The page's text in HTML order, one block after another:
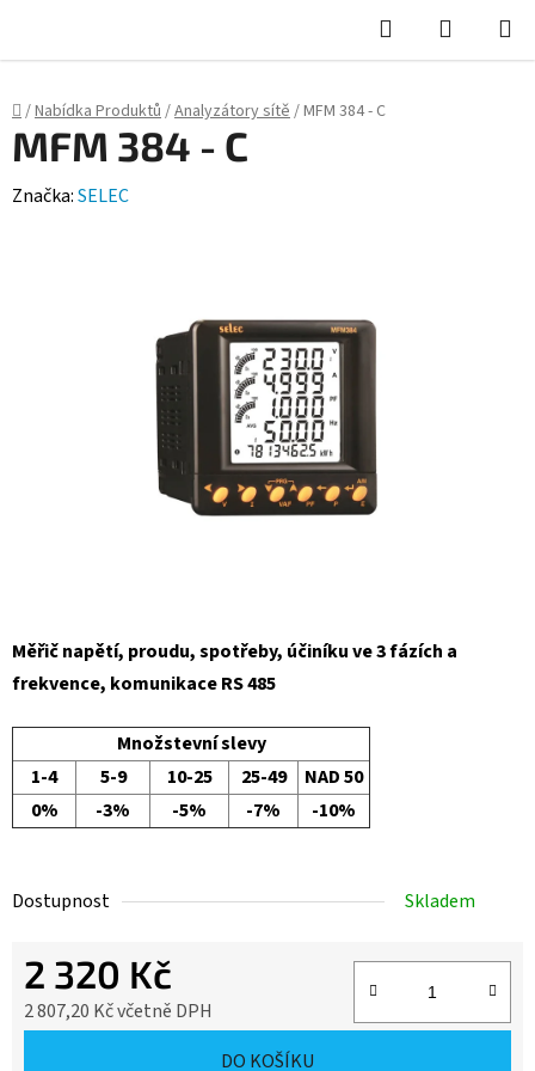
Hledat
KOŠÍK
Domů
/Nabídka Produktů /Analyzátory sítě /MFM 384 - C
Měřič napětí, proudu, spotřeby, účiníku ve 3 fázích a
frekvence, komunikace RS 485
Množstevní slevy
1-4
5-9 10-25 25-49
NAD 50
0%
-3% -5% -7% -10%
Dostupnost Skladem
2 320 Kč
2 807,20 Kč včetně DPH
DO KOŠÍKU
MFM 384 - C
Značka:SELEC